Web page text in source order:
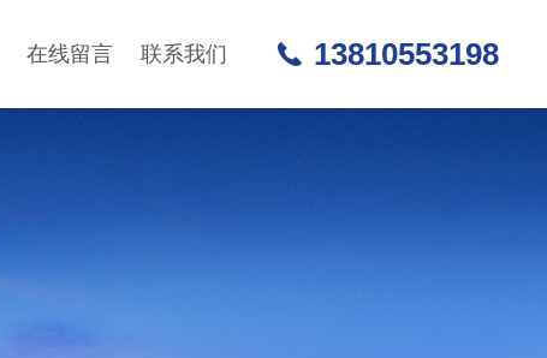
在线留言 联系我们 13810553198